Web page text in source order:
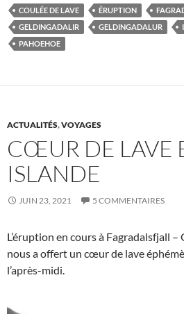
COULÉE DE LAVE ÉRUPTION
GELDINGADALIR
GELDINGADALUR
PAHOEHOE
ACTUALITÉS,VOYAGES
CŒUR DE LAVE
ISLANDE
JUIN 23, 2021 5 COMMENTAIRES
L’éruption en cours à Fagradalsfjall
nous a offert un cœur de lave
l’après-midi.